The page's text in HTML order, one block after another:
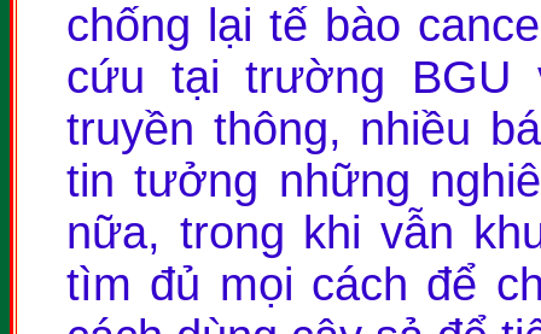
chống lại tế bào
cứu tại trường BGU
truyền thông, nhiều
tin tưởng những
nữa, trong khi vẫn
tìm đủ mọi cách để